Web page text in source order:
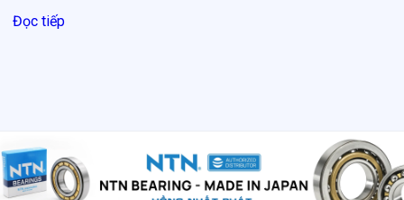
Đọc tiếp